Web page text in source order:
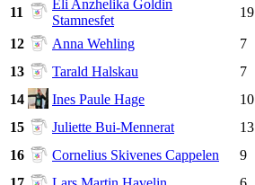
11
Eli Anzhelika Goldin
Stamnesfet
19
12 Anna Wehling 7
13
Tarald Halskau 7
14
Ines Paule Hage 10
15
Juliette Bui-Mennerat 13
16
Cornelius Skivenes Cappelen 9